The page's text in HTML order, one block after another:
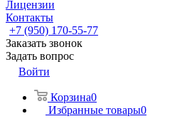
Лицензии
Контакты
+7 (950) 170-55-77
Заказать звонок
Задать вопрос
Войти
Корзина0
Избранные товары0